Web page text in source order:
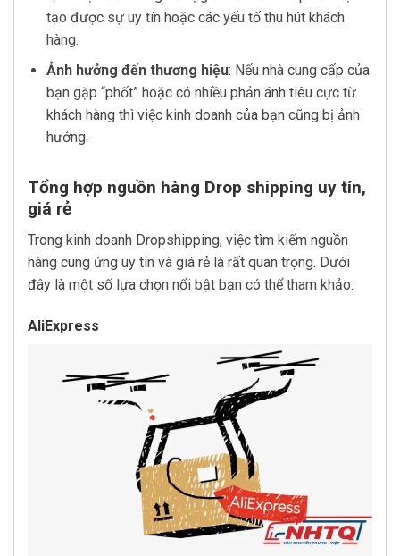
tạo được sự uy tín hoặc các yếu tố thu hút khách
hàng.
Ảnh hưởng đến thương hiệu: Nếu nhà cung cấp của
bạn gặp “phốt” hoặc có nhiều phản ánh tiêu cực từ
khách hàng thì việc kinh doanh của bạn cũng bị ảnh
hưởng.
Tổng hợp nguồn hàng Drop shipping uy tín,
giá rẻ
Trong kinh doanh Dropshipping, việc tìm kiếm nguồn
hàng cung ứng uy tín và giá rẻ là rất quan trọng. Dưới
đây là một số lựa chọn nổi bật bạn có thể tham khảo:
AliExpress